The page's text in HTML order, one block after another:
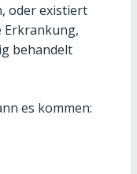
oder existiert
Erkrankung,
behandelt
es kommen: